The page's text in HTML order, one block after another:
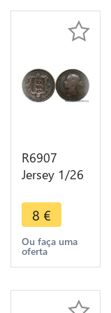
R6907
Jersey 1/26
Victoria
1871 ->
Make offer
8 €
Ou faça uma
oferta